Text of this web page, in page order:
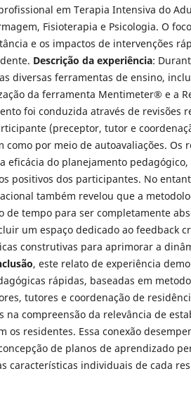
em Terapia Intensiva do
Fisioterapia e Psicologia. O
e os impactos de intervenções
Descrição da experiência:
diversas ferramentas de ensino,
da ferramenta Mentimeter® e a
foi conduzida através de revisões
(preceptor, tutor e
como por meio de autoavaliações. Os
eficácia do planejamento pedagógico,
positivos dos participantes. No
também revelou que a
de tempo para ser completamente
um espaço dedicado ao feedback
construtivas para aprimorar a
, este relato de experiência
rápidas, baseadas em
tutores e coordenação de
na compreensão da relevância de
os residentes. Essa conexão
de planos de aprendizado
características individuais de cada